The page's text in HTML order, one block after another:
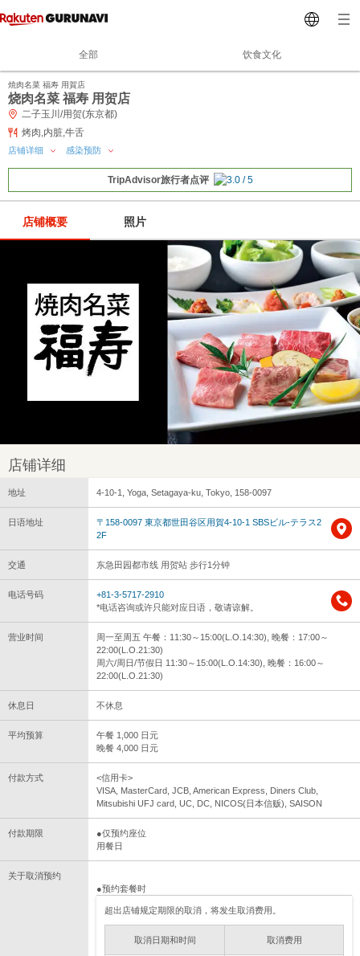
全部 饮食文化
焼肉名菜 福寿 用賀店
烧肉名菜 福寿 用贺店
二子玉川/用贺(东京都)
烤肉,内脏,牛舌
店铺详细 感染预防
TripAdvisor旅行者点评
店铺概要 照片
店铺详细
地址 4-10-1, Yoga, Setagaya-ku, Tokyo, 158-0097
日语地址
〒158-0097 東京都世田谷区用賀4-10-1 SBSビル-テラス2
2F
交通 东急田园都市线 用贺站 步行1分钟
电话号码
+81-3-5717-2910
*电话咨询或许只能对应日语，敬请谅解。
营业时间
周一至周五 午餐：11:30～15:00(L.O.14:30), 晚餐：17:00～
22:00(L.O.21:30)
周六/周日/节假日 11:30～15:00(L.O.14:30), 晚餐：16:00～
22:00(L.O.21:30)
休息日 不休息
平均预算
午餐 1,000 日元
晚餐 4,000 日元
付款方式
<信用卡>
VISA, MasterCard, JCB, American Express, Diners Club,
Mitsubishi UFJ card, UC, DC, NICOS(日本信贩), SAISON
付款期限
●仅预约座位
用餐日
关于取消预约
●预约套餐时
超出店铺规定期限的取消，将发生取消费用。
取消日期和时间 取消费用